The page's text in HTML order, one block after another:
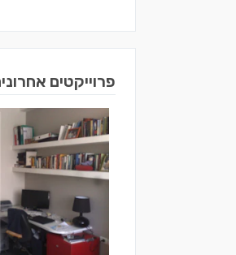
פרוייקטים